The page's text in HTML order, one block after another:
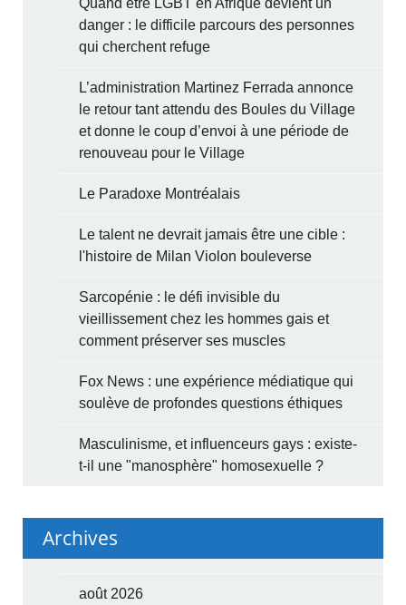
Quand être LGBT en Afrique devient un
danger : le difficile parcours des personnes
qui cherchent refuge
L’administration Martinez Ferrada annonce
le retour tant attendu des Boules du Village
et donne le coup d’envoi à une période de
renouveau pour le Village
Le Paradoxe Montréalais
Le talent ne devrait jamais être une cible :
l'histoire de Milan Violon bouleverse
Sarcopénie : le défi invisible du
vieillissement chez les hommes gais et
comment préserver ses muscles
Fox News : une expérience médiatique qui
soulève de profondes questions éthiques
Masculinisme, et influenceurs gays : existe-
t-il une "manosphère" homosexuelle ?
Archives
août 2026